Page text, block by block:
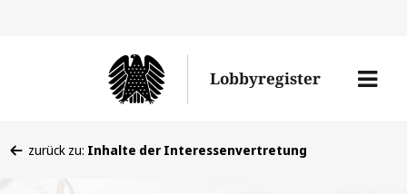
den
Lobbyregister
Menü
befinden
zurück zu: Inhalte der Interessenvertretung